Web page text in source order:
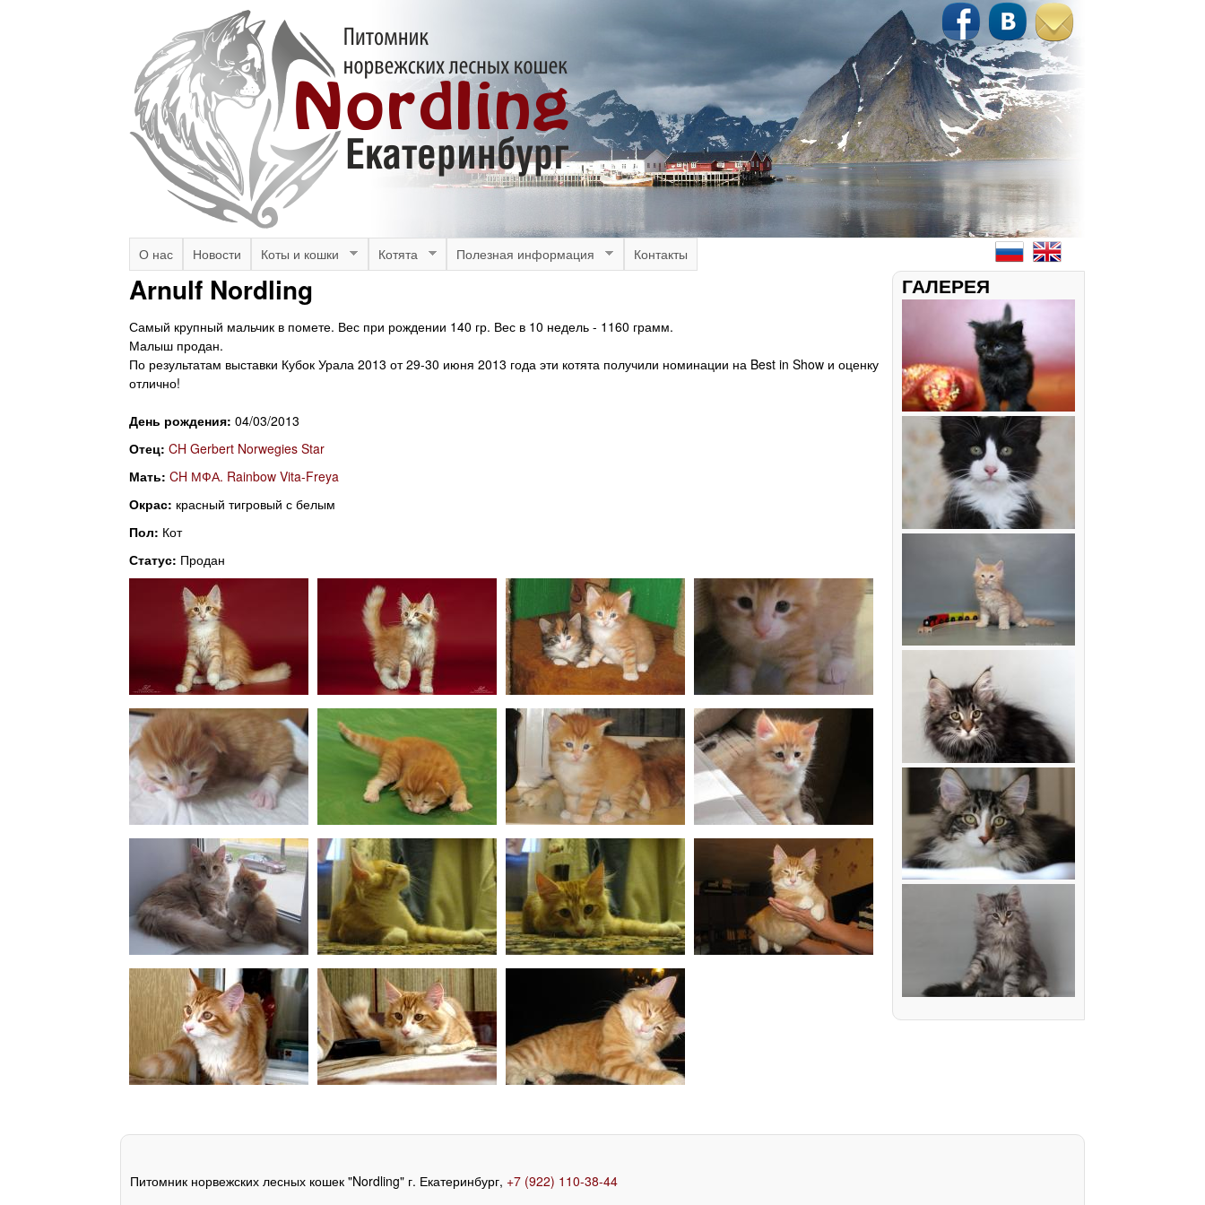
основному
содержанию
N
o
r
d
i
n
g
C
M
a
i
n
m
e
n
u
О нас Новости Коты и кошки Котята Полезная информация Контакты
Arnulf Nordling
Самый крупный мальчик в помете. Вес при рождении 140 гр. Вес в 10 недель - 1160 грамм.
Малыш продан.
По результатам выставки Кубок Урала 2013 от 29-30 июня 2013 года эти котята получили номинации на Best in Show и оценку
отлично!
День рождения:04/03/2013
Отец:CH Gerbert Norwegies Star
Мать:CH МФА. Rainbow Vita-Freya
Окрас: красный тигровый с белым
Пол: Кот
Статус: Продан
ГАЛЕРЕЯ
Питомник норвежских лесных кошек "Nordling" г. Екатеринбург, +7 (922) 110-38-44